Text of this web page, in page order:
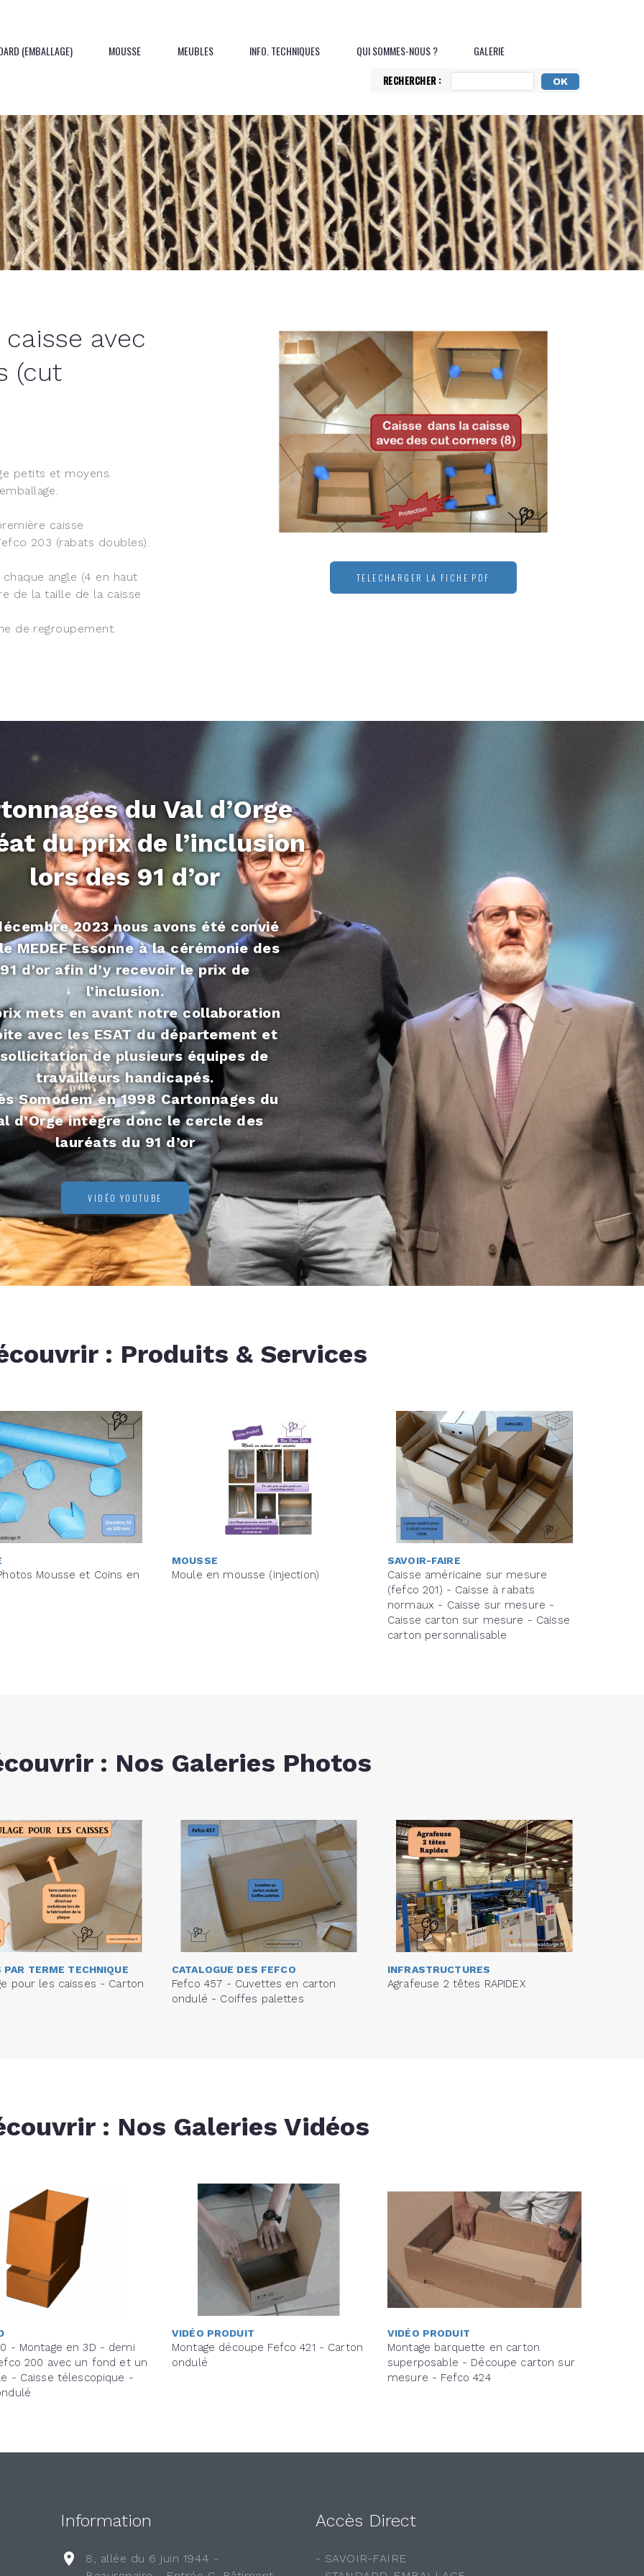
(EMBALLAGE) MOUSSE MEUBLES INFO. TECHNIQUES QUI SOMMES-NOUS ? GALERIE
RECHERCHER :
avec
(cut
petits et moyens.
caisse
203 (rabats doubles).
angle (4 en haut
de la taille de la caisse
de regroupement.
TELECHARGER LA FICHE PDF
du Val d’Orge
du prix de l’inclusion
lors des 91 d’or
2023 nous avons été convié
MEDEF Essonne à la cérémonie des
91 d’or afin d’y recevoir le prix de
l’inclusion.
mets en avant notre collaboration
avec les ESAT du département et
de plusieurs équipes de
travailleurs handicapés.
Somodem en 1998 Cartonnages du
d’Orge intègre donc le cercle des
lauréats du 91 d’or
VIDÉO YOUTUBE
: Produits & Services
Mousse et Coins en
MOUSSE
Moule en mousse (injection)
SAVOIR-FAIRE
Caisse américaine sur mesure
(fefco 201) - Caisse à rabats
normaux - Caisse sur mesure -
Caisse carton sur mesure - Caisse
carton personnalisable
: Nos Galeries Photos
PAR TERME TECHNIQUE
pour les caisses - Carton
CATALOGUE DES FEFCO
Fefco 457 - Cuvettes en carton
ondulé - Coiffes palettes
INFRASTRUCTURES
Agrafeuse 2 têtes RAPIDEX
: Nos Galeries Vidéos
- Montage en 3D - demi
200 avec un fond et un
- Caisse télescopique -
VIDÉO PRODUIT
Montage découpe Fefco 421 - Carton
ondulé
VIDÉO PRODUIT
Montage barquette en carton
superposable - Découpe carton sur
mesure - Fefco 424
Information
8, allée du 6 juin 1944 -
Accès Direct
- SAVOIR-FAIRE